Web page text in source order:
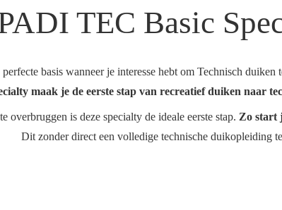
TEC Basic
basis wanneer je interesse hebt om Technisch duiken
maak je de eerste stap van recreatief duiken naar
overbruggen is deze specialty de ideale eerste stap. Zo start
Dit zonder direct een volledige technische duikopleiding